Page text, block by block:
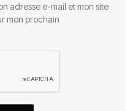
adresse e-mail et mon site
mon prochain